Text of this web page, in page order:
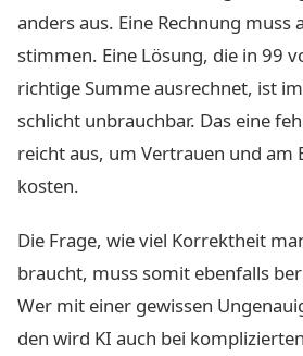
anders aus. Eine Rechnung muss
stimmen. Eine Lösung, die in 99
richtige Summe ausrechnet, ist
schlicht unbrauchbar. Das eine
reicht aus, um Vertrauen und am
kosten.
Die Frage, wie viel Korrektheit
braucht, muss somit ebenfalls
Wer mit einer gewissen
den wird KI auch bei